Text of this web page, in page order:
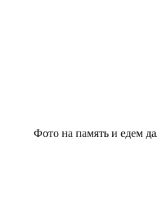
Фото на память и едем